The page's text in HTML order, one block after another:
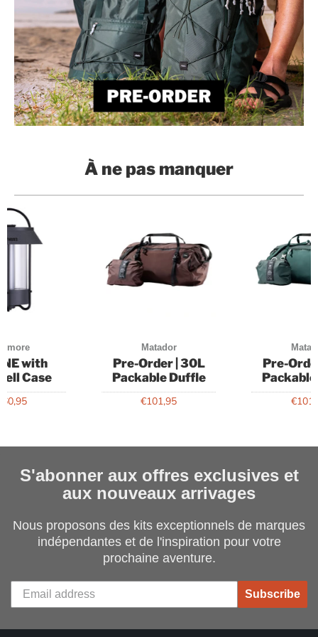
À ne pas manquer
with
Case
Matador
Pre-Order | 30L
Packable Duffle
€101,95
Pre-
S'abonner aux offres exclusives et
aux nouveaux arrivages
Nous proposons des kits exceptionnels de marques
indépendantes et de l'inspiration pour votre
prochaine aventure.
Subscribe